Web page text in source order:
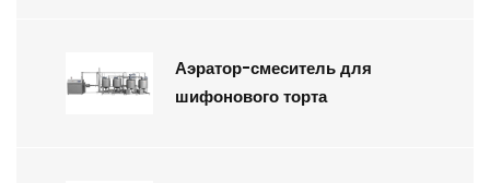
Аэратор-смеситель для
шифонового торта